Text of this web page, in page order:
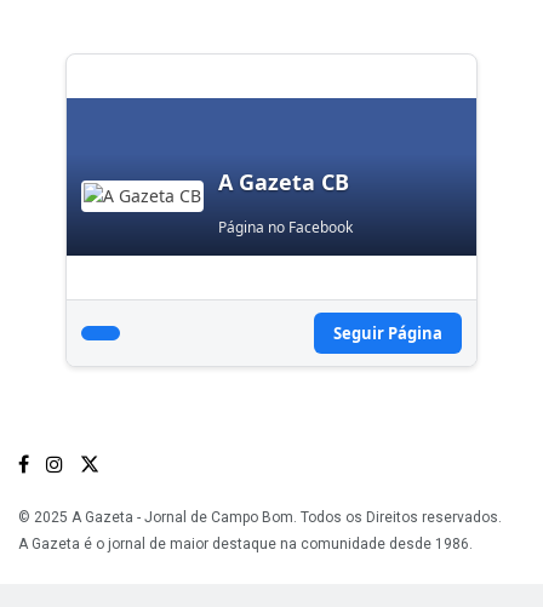
A Gazeta CB
Página no Facebook
Seguir Página
© 2025 A Gazeta - Jornal de Campo Bom. Todos os Direitos reservados.
A Gazeta é o jornal de maior destaque na comunidade desde 1986.